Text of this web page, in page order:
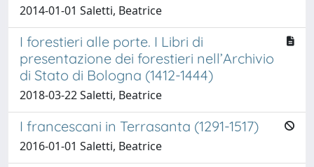
2014-01-01 Saletti, Beatrice
I forestieri alle porte. I Libri di
presentazione dei forestieri nell’Archivio
di Stato di Bologna (1412-1444)
2018-03-22 Saletti, Beatrice
I francescani in Terrasanta (1291-1517)
2016-01-01 Saletti, Beatrice